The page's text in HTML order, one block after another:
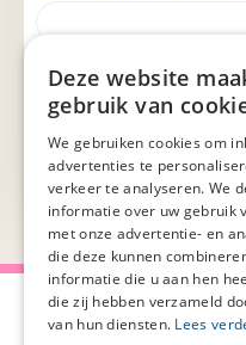
Ik ga akkoord met de
aan de pagina).
Deze website
gebruik van
We gebruiken cookies om
advertenties te
verkeer te analyseren. We
informatie over uw gebruik
met onze advertentie- en
die deze kunnen
informatie die u aan hen
die zij hebben verzameld
van hun diensten. Lees